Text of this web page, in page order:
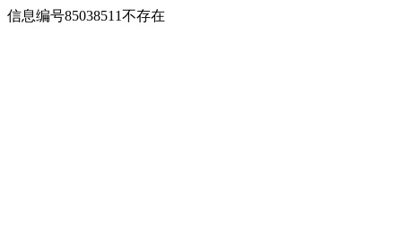
信息编号85038511不存在